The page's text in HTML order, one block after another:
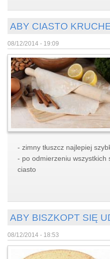
ABY CIASTO
08/12/2014 - 19:09
- zimny tłuszcz najlepiej
- po odmierzeniu wszystkich
ciasto
ABY BISZKOPT SIĘ
08/12/2014 - 18:53